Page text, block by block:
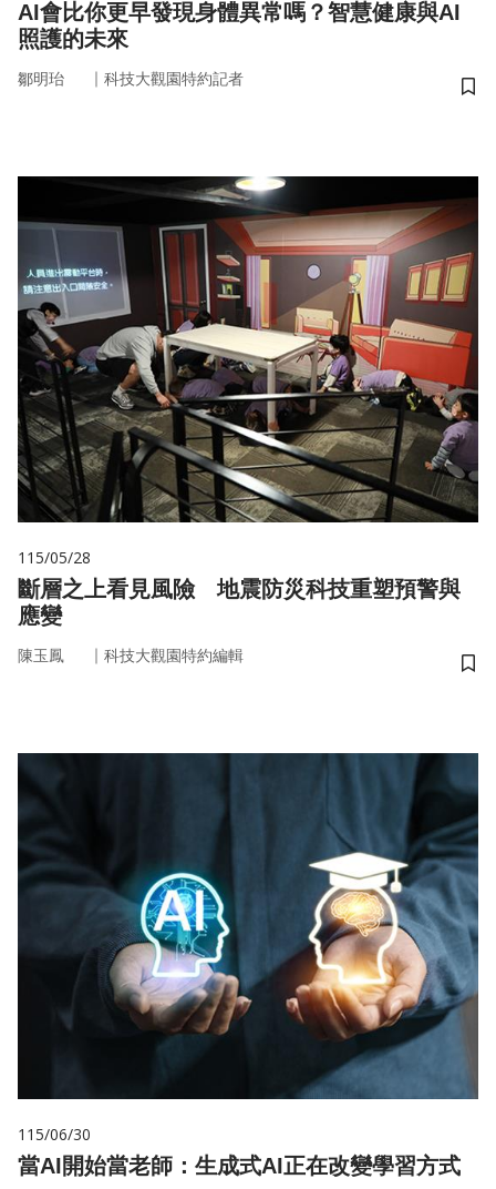
AI會比你更早發現身體異常嗎？智慧健康與AI
照護的未來
鄒明珆 ｜ 科技大觀園特約記者
儲
115/05/28
斷層之上看見風險 地震防災科技重塑預警與
應變
陳玉鳳 ｜ 科技大觀園特約編輯
儲
115/06/30
當AI開始當老師：生成式AI正在改變學習方式